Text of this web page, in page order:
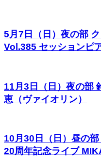
5月7日（日）夜の部
Vol.385 セッションピ
11月3日（日）夜の部
恵（ヴァイオリン）
10月30日（日）昼の
20周年記念ライブ